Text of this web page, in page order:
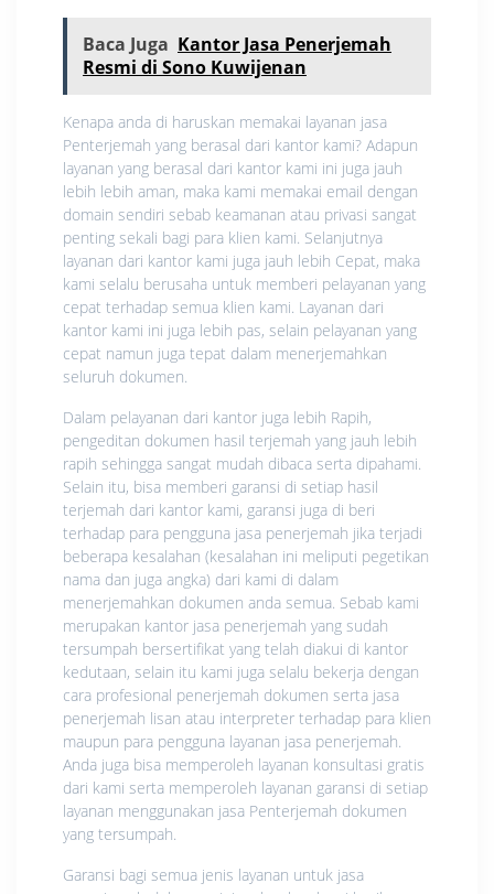
Baca Juga Kantor Jasa Penerjemah
Resmi di Sono Kuwijenan
Kenapa anda di haruskan memakai layanan jasa
Penterjemah yang berasal dari kantor kami? Adapun
layanan yang berasal dari kantor kami ini juga jauh
lebih lebih aman, maka kami memakai email dengan
domain sendiri sebab keamanan atau privasi sangat
penting sekali bagi para klien kami. Selanjutnya
layanan dari kantor kami juga jauh lebih Cepat, maka
kami selalu berusaha untuk memberi pelayanan yang
cepat terhadap semua klien kami. Layanan dari
kantor kami ini juga lebih pas, selain pelayanan yang
cepat namun juga tepat dalam menerjemahkan
seluruh dokumen.
Dalam pelayanan dari kantor juga lebih Rapih,
pengeditan dokumen hasil terjemah yang jauh lebih
rapih sehingga sangat mudah dibaca serta dipahami.
Selain itu, bisa memberi garansi di setiap hasil
terjemah dari kantor kami, garansi juga di beri
terhadap para pengguna jasa penerjemah jika terjadi
beberapa kesalahan (kesalahan ini meliputi pegetikan
nama dan juga angka) dari kami di dalam
menerjemahkan dokumen anda semua. Sebab kami
merupakan kantor jasa penerjemah yang sudah
tersumpah bersertifikat yang telah diakui di kantor
kedutaan, selain itu kami juga selalu bekerja dengan
cara profesional penerjemah dokumen serta jasa
penerjemah lisan atau interpreter terhadap para klien
maupun para pengguna layanan jasa penerjemah.
Anda juga bisa memperoleh layanan konsultasi gratis
dari kami serta memperoleh layanan garansi di setiap
layanan menggunakan jasa Penterjemah dokumen
yang tersumpah.
Garansi bagi semua jenis layanan untuk jasa